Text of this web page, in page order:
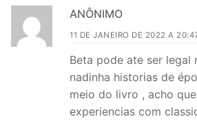
ANÔNIMO
11 DE JANEIRO DE 2022 A
Beta pode ate ser legal
nadinha historias de
meio do livro , acho
experiencias com